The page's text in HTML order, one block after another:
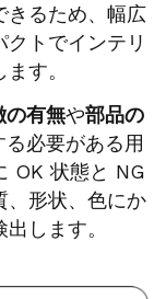
きるため、幅広
トでインテリ
す。
の有無や部品の
必要がある用
OK 状態と NG
、形状、色にか
します。